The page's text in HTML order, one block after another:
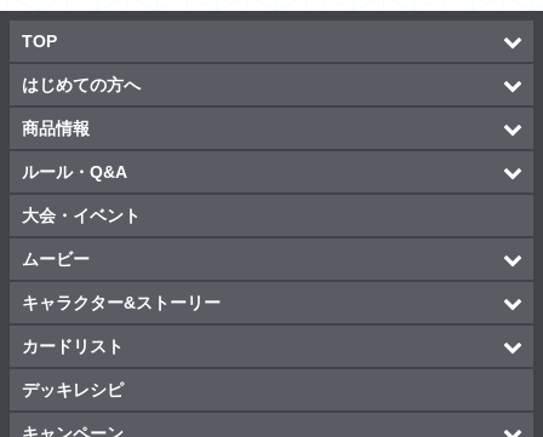
TOP
はじめての方へ
商品情報
ルール・Q&A
大会・イベント
ムービー
キャラクター&ストーリー
カードリスト
デッキレシピ
キャンペーン